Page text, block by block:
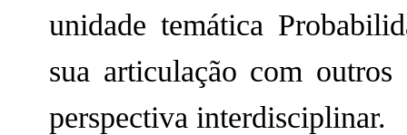
unidade temática
sua articulação com
perspectiva interdisciplinar.